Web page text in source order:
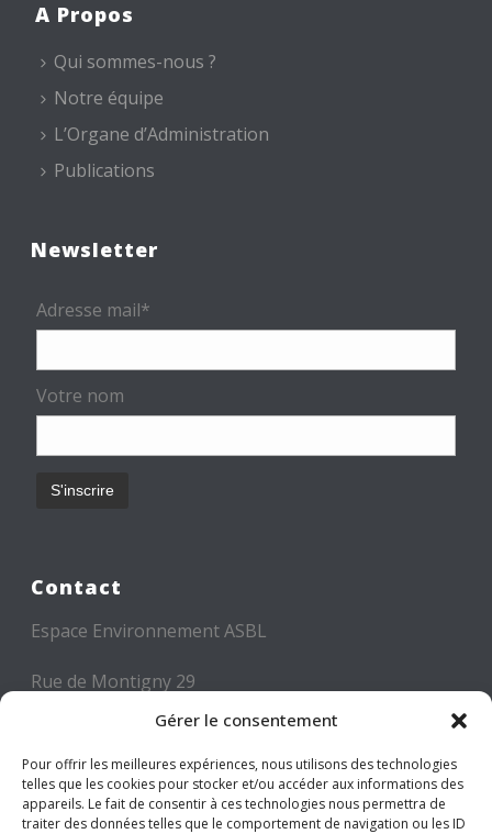
Gérer le consentement
Pour offrir les meilleures expériences, nous utilisons des technologies
telles que les cookies pour stocker et/ou accéder aux informations des
appareils. Le fait de consentir à ces technologies nous permettra de
traiter des données telles que le comportement de navigation ou les ID
A Propos
Qui sommes-nous ?
Notre équipe
L’Organe d’Administration
Publications
Newsletter
Adresse mail*
Votre nom
Contact
Espace Environnement ASBL
Rue de Montigny 29
6000 CHARLEROI
Tél: +32 71 300 300
Mail: info@espace-environnement.be